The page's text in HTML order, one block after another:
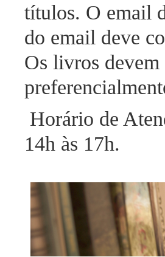
títulos. O email
do email deve
Os livros
Horário de
14h às 17h.